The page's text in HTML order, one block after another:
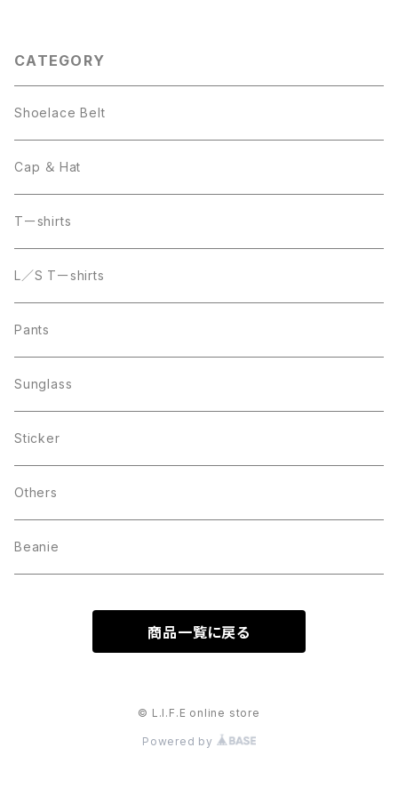
CATEGORY
Shoelace Belt
Cap ＆ Hat
Tーshirts
L／S Tーshirts
Pants
Sunglass
Sticker
Others
Beanie
商品一覧に戻る
© L.I.F.E online store
Powered by